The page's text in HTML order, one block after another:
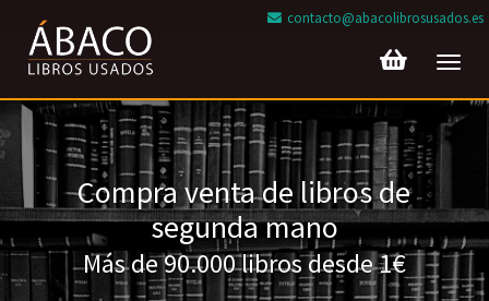
contacto@abacolibrosusados.es
Compra venta de libros de
segunda mano
Más de 90.000 libros desde 1€